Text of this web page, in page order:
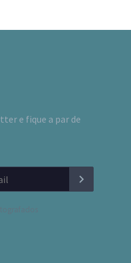
e fique a par de